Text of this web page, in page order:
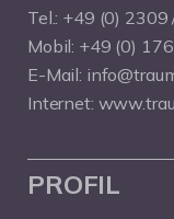
Tel.: +49 (0)
Mobil: +49 (0)
E-Mail:
Internet:
PROFIL